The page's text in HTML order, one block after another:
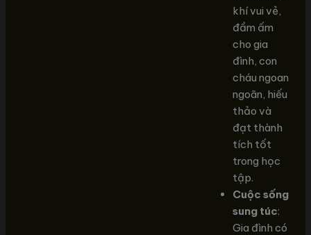
khí vui vẻ,
đầm ấm
cho gia
đình, con
cháu ngoan
ngoãn, hiếu
thảo và
đạt thành
tích tốt
trong học
tập.
Cuộc sống
sung túc:
Gia đình có